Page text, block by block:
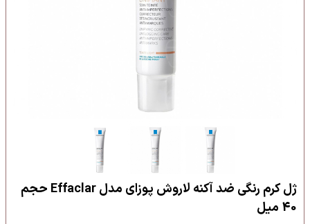
ژل کرم رنگی ضد آکنه لاروش پوزای مدل Effaclar حجم
40 میل